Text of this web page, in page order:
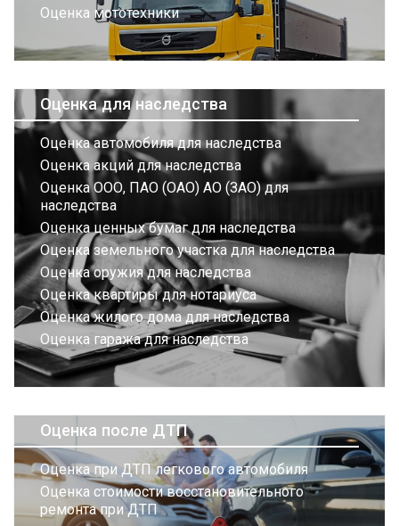
Оценка мототехники
Оценка для наследства
Оценка автомобиля для наследства
Оценка акций для наследства
Оценка ООО, ПАО (ОАО) АО (ЗАО) для
наследства
Оценка ценных бумаг для наследства
Оценка земельного участка для наследства
Оценка оружия для наследства
Оценка квартиры для нотариуса
Оценка жилого дома для наследства
Оценка гаража для наследства
Оценка после ДТП
Оценка при ДТП легкового автомобиля
Оценка стоимости восстановительного
ремонта при ДТП